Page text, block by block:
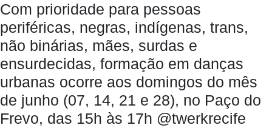
Com prioridade para pessoas
periféricas, negras, indígenas, trans,
não binárias, mães, surdas e
ensurdecidas, formação em danças
urbanas ocorre aos domingos do mês
de junho (07, 14, 21 e 28), no Paço do
Frevo, das 15h às 17h @twerkrecife